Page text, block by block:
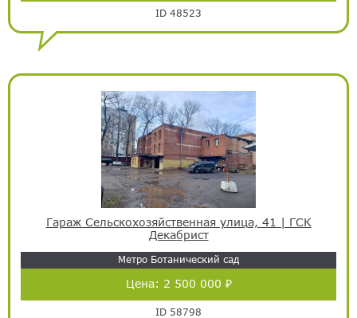
ID 48523
Гараж Сельскохозяйственная улица, 41 | ГСК
Декабрист
Метро Ботанический сад
Цена: 2 500 000 ₽
ID 58798